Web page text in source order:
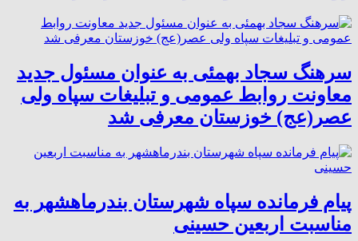
سرهنگ سجاد بهمئی به عنوان مسئول جدید
معاونت روابط عمومی و تبلیغات سپاه ولی
عصر(عج) خوزستان معرفی شد
پیام فرمانده سپاه شهرستان بندرماهشهر به
مناسبت اربعین حسینی